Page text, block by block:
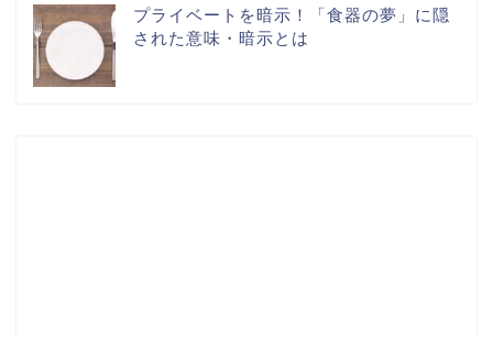
プライベートを暗示！「食器の夢」に隠
された意味・暗示とは